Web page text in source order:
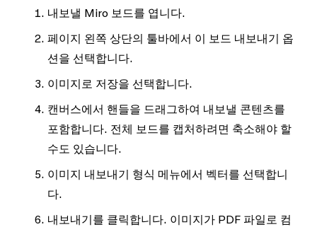
내보낼 Miro 보드를 엽니다.
페이지 왼쪽 상단의 툴바에서 이 보드 내보내기 옵
션을 선택합니다.
이미지로 저장을 선택합니다.
캔버스에서 핸들을 드래그하여 내보낼 콘텐츠를
포함합니다. 전체 보드를 캡처하려면 축소해야 할
수도 있습니다.
이미지 내보내기 형식 메뉴에서 벡터를 선택합니
다.
내보내기를 클릭합니다. 이미지가 PDF 파일로 컴